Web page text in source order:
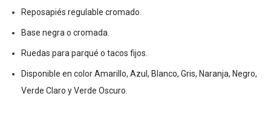
Reposapiés regulable cromado.
Base negra o cromada.
Ruedas para parqué o tacos fijos.
Disponible en color Amarillo, Azul, Blanco, Gris, Naranja, Negro,
Verde Claro y Verde Oscuro.